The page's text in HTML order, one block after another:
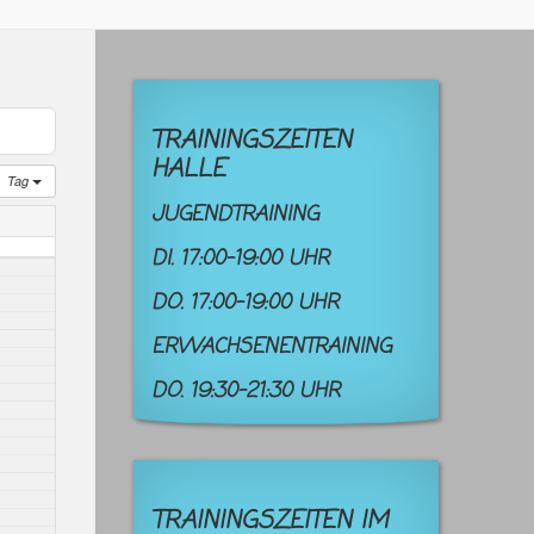
Tag
TRAININGSZEITEN
HALLE
JUGENDTRAINING
DI. 17:00-19:00 UHR
DO. 17:00-19:00 UHR
ERWACHSENENTRAINING
DO. 19:30-21:30 UHR
TRAININGSZEITEN IM